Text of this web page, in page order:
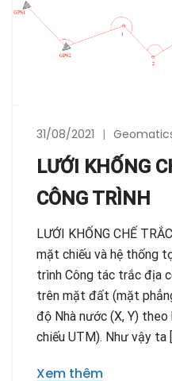
31/08/2021
LƯỚI KHỐNG
CÔNG TRÌNH
LƯỚI KHỐNG CHẾ
mặt chiếu và hệ thống
trình Công tác trắc địa
trên mặt đất (mặt
độ Nhà nước (X, Y)
chiếu UTM). Như vậy ta
Xem thêm